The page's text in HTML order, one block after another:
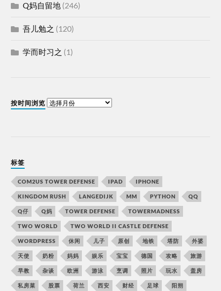
Q妈自留地 (246)
吾儿勉之 (120)
学而时习之 (1)
按时间浏览
标签
COM2US TOWER DEFENSE IPAD IPHONE
KINGDOM RUSH LANGEDIJK MM PYTHON QQ
Q仔 Q妈 TOWER DEFENSE TOWERMADNESS
TWO WORLD TWO WORLD II CASTLE DEFENSE
WORDPRESS 休闲 儿子 原创 地铁 塔防 外婆
天使 奶粉 妈妈 娱乐 宝宝 德国 攻略 旅游
早教 杂谈 欧洲 游泳 烹调 照片 玩水 盖房
私房菜 股票 荷兰 西安 财经 足球 阳朔